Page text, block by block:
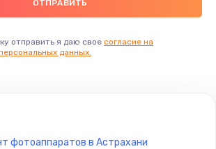
отправить я даю свое согласие на
данных.
фотоаппаратов в Астрахани